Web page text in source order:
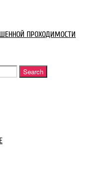
ПРОХОДИМОСТИ
Search